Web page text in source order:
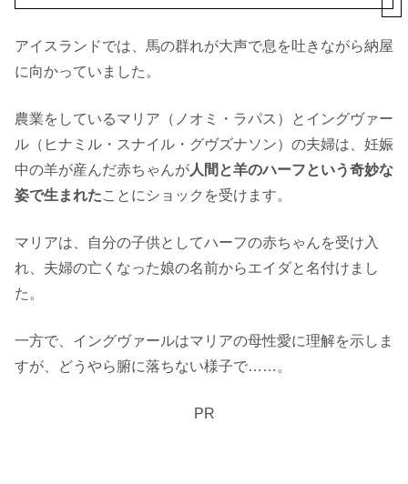
アイスランドでは、馬の群れが大声で息を吐きながら納屋
に向かっていました。
農業をしているマリア（ノオミ・ラパス）とイングヴァー
ル（ヒナミル・スナイル・グヴズナソン）の夫婦は、妊娠
中の羊が産んだ赤ちゃんが人間と羊のハーフという奇妙な
姿で生まれたことにショックを受けます。
マリアは、自分の子供としてハーフの赤ちゃんを受け入
れ、夫婦の亡くなった娘の名前からエイダと名付けまし
た。
一方で、イングヴァールはマリアの母性愛に理解を示しま
すが、どうやら腑に落ちない様子で……。
PR